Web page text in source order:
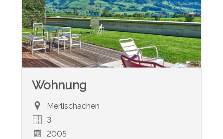
Wohnung
Merlischachen
3
2005